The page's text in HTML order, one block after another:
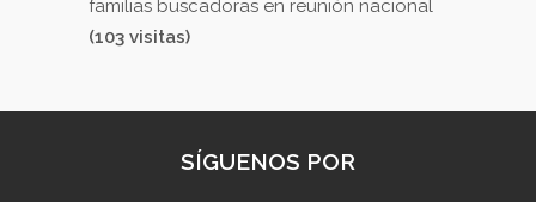
familias buscadoras en reunión nacional
(103 visitas)
SÍGUENOS POR